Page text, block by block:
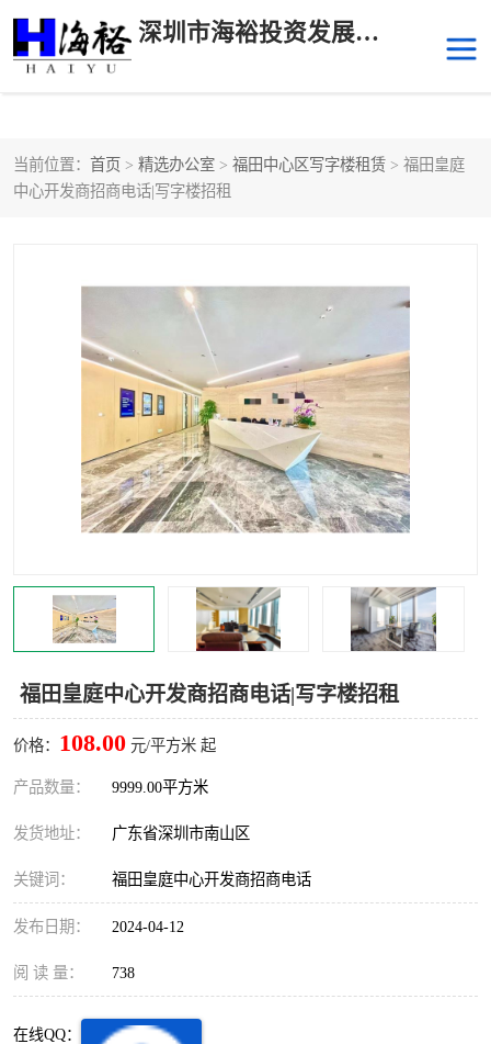
深圳市海裕投资发展有限公司
当前位置： 首页 > 精选办公室 > 福田中心区写字楼租赁 > 福田皇庭
中心开发商招商电话|写字楼招租
福田皇庭中心开发商招商电话|写字楼招租
价格： 108.00 元/平方米 起
产品数量： 9999.00平方米
发货地址： 广东省深圳市南山区
关键词： 福田皇庭中心开发商招商电话
发布日期： 2024-04-12
阅 读 量： 738
在线QQ：
后海
深圳湾科技生态园
福田中心区写字楼租赁 宝安中心区
福田车公庙
罗湖水贝 南山南油
罗湖区
兴东 石岩
车公庙
中心区
南山区 西丽
深圳超级总部基地 后海